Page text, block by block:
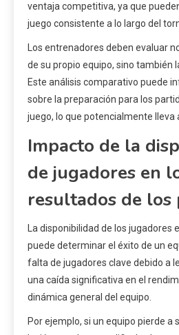
ventaja competitiva, ya que
juego consistente a lo largo del
Los entrenadores deben evaluar
de su propio equipo, sino también
Este análisis comparativo puede
sobre la preparación para los
juego, lo que potencialmente lleva
Impacto de la
de jugadores en
resultados de los
La disponibilidad de los jugadores
puede determinar el éxito de un
falta de jugadores clave debido a
una caída significativa en el
dinámica general del equipo.
Por ejemplo, si un equipo pierde a